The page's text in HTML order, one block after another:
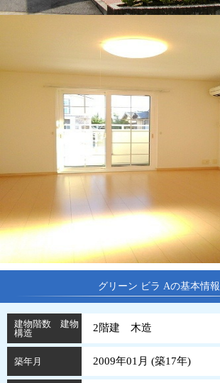
グリーン ビラ Aの基本情報
建物階数 建物
構造
2階建 木造
築年月 2009年01月 (築17年)